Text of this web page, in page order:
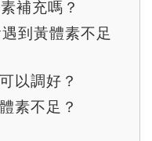
補充嗎？
到黃體素不足
以調好？
素不足？